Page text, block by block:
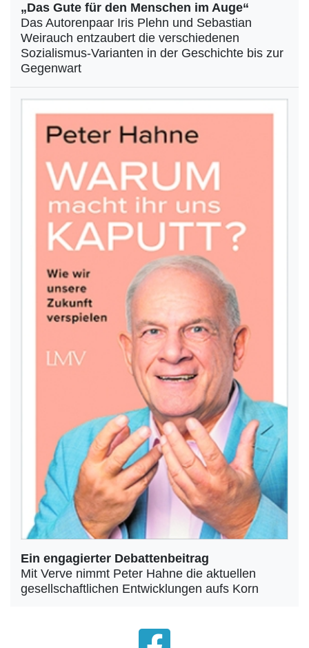
„Das Gute für den Menschen im Auge“
Das Autorenpaar Iris Plehn und Sebastian
Weirauch entzaubert die verschiedenen
Sozialismus-Varianten in der Geschichte bis zur
Gegenwart
Ein engagierter Debattenbeitrag
Mit Verve nimmt Peter Hahne die aktuellen
gesellschaftlichen Entwicklungen aufs Korn